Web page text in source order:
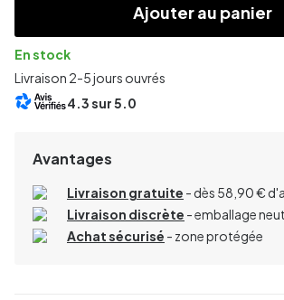
Ajouter au panier
En stock
Livraison 2-5 jours ouvrés
4.3sur 5.0
Avantages
Livraison gratuite - dès 58,90 €
Livraison discrète - emballage
Achat sécurisé - zone protégée